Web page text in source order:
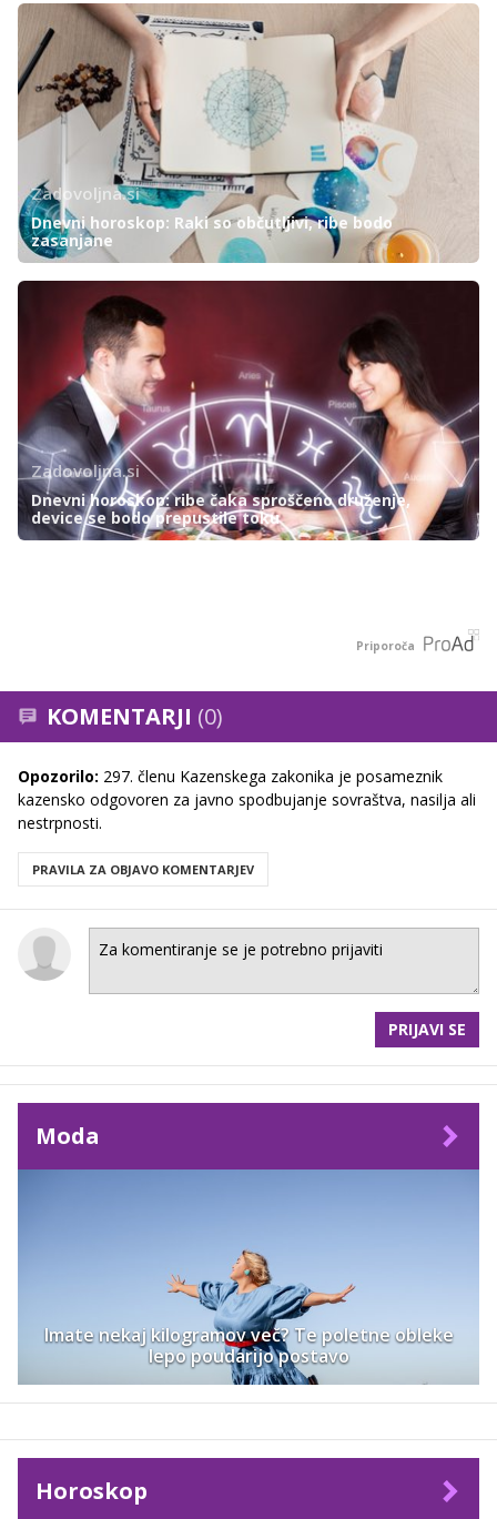
Zadovoljna.si
Dnevni horoskop: Raki so občutljivi, ribe bodo
zasanjane
Zadovoljna.si
Dnevni horoskop: ribe čaka sproščeno druženje,
device se bodo prepustile toku
Priporoča
KOMENTARJI (0)
Opozorilo: 297. členu Kazenskega zakonika je posameznik
kazensko odgovoren za javno spodbujanje sovraštva, nasilja ali
nestrpnosti.
PRAVILA ZA OBJAVO KOMENTARJEV
PRIJAVI SE
Moda
Imate nekaj kilogramov več? Te poletne obleke
lepo poudarijo postavo
Horoskop